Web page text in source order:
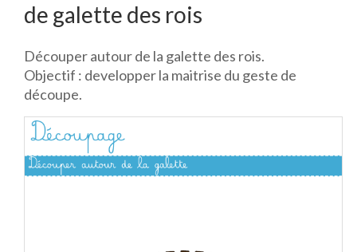
de galette des rois
Découper autour de la galette des rois.
Objectif : developper la maitrise du geste de
découpe.